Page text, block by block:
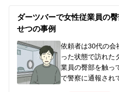
可能性が高い状況
めて警察に出頭す
ダーツバーで女性従業員の
せつの事例
依頼者は30代の会
った状態で訪れた
業員の臀部を触っ
で警察に通報され